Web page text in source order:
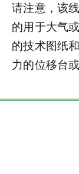
请注意，该
的用于大气
的技术图纸
力的位移台